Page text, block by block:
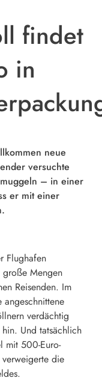
findet
in
neue
versuchte
– in einer
er mit einer
Flughafen
Mengen
Reisenden. Im
verdächtig
Und tatsächlich
mit 500-Euro-
die